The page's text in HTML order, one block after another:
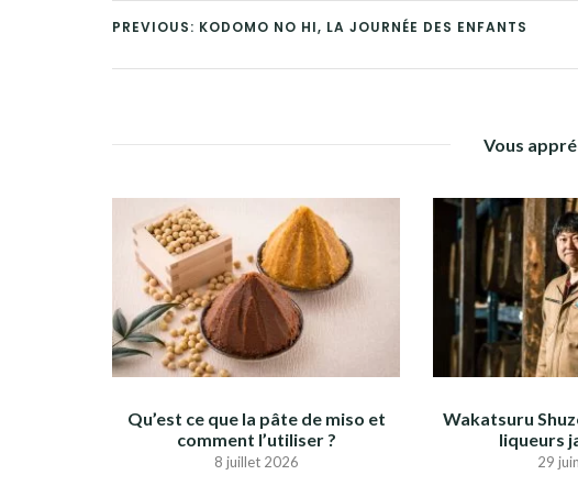
PREVIOUS: KODOMO NO HI, LA JOURNÉE DES ENFANTS
Vous
Qu’est ce que la pâte de miso et
comment l’utiliser ?
8 juillet 2026
Wakatsuru
liqueurs
29